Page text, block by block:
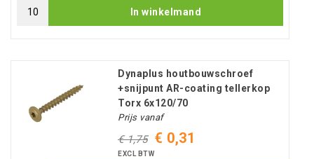
In winkelmand
Dynaplus houtbouwschroef
+snijpunt AR-coating tellerkop
Torx 6x120/70
Prijs vanaf
€ 1,75 € 0,31
EXCL BTW